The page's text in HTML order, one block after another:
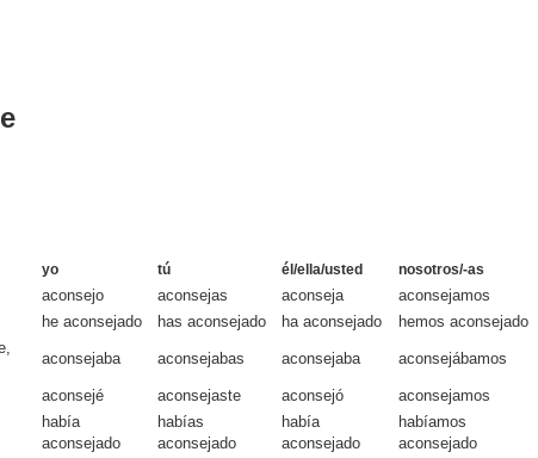
yo tú él/ella/usted nosotros/-as
aconsejo aconsejas aconseja aconsejamos
he aconsejado has aconsejado ha aconsejado hemos aconsejado
aconsejaba aconsejabas aconsejaba aconsejábamos
aconsejé aconsejaste aconsejó aconsejamos
había
aconsejado
habías
aconsejado
había
aconsejado
habíamos
aconsejado